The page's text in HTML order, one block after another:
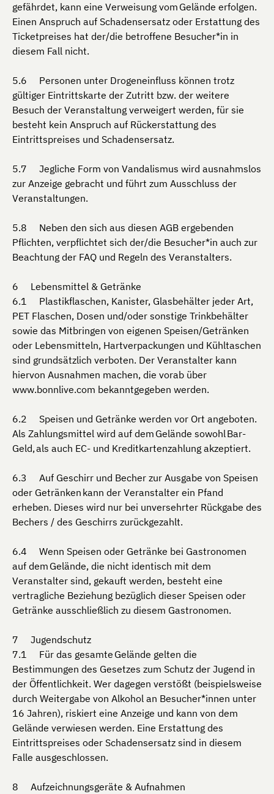
gefährdet, kann eine Verweisung vom Gelände erfolgen.
Einen Anspruch auf Schadensersatz oder Erstattung des
Ticketpreises hat der/die betroffene Besucher*in in
diesem Fall nicht.
Personen unter Drogeneinfluss können trotz
gültiger Eintrittskarte der Zutritt bzw. der weitere
Besuch der Veranstaltung verweigert werden, für sie
besteht kein Anspruch auf Rückerstattung des
Eintrittspreises und Schadensersatz.
Jegliche Form von Vandalismus wird ausnahmslos
zur Anzeige gebracht und führt zum Ausschluss der
Veranstaltungen.
Neben den sich aus diesen AGB ergebenden
Pflichten, verpflichtet sich der/die Besucher*in auch zur
Beachtung der FAQ und Regeln des Veranstalters.
Lebensmittel & Getränke
Plastikflaschen, Kanister, Glasbehälter jeder Art,
PET Flaschen, Dosen und/oder sonstige Trinkbehälter
sowie das Mitbringen von eigenen Speisen/Getränken
oder Lebensmitteln, Hartverpackungen und Kühltaschen
sind grundsätzlich verboten. Der Veranstalter kann
hiervon Ausnahmen machen, die vorab über
www.bonnlive.com bekanntgegeben werden.
Speisen und Getränke werden vor Ort angeboten.
Als Zahlungsmittel wird auf dem Gelände sowohl Bar-
Geld, als auch EC- und Kreditkartenzahlung akzeptiert.
Auf Geschirr und Becher zur Ausgabe von Speisen
oder Getränken kann der Veranstalter ein Pfand
erheben. Dieses wird nur bei unversehrter Rückgabe des
Bechers / des Geschirrs zurückgezahlt.
Wenn Speisen oder Getränke bei Gastronomen
auf dem Gelände, die nicht identisch mit dem
Veranstalter sind, gekauft werden, besteht eine
vertragliche Beziehung bezüglich dieser Speisen oder
Getränke ausschließlich zu diesem Gastronomen.
Jugendschutz
Für das gesamte Gelände gelten die
Bestimmungen des Gesetzes zum Schutz der Jugend in
der Öffentlichkeit. Wer dagegen verstößt (beispielsweise
durch Weitergabe von Alkohol an Besucher*innen unter
16 Jahren), riskiert eine Anzeige und kann von dem
Gelände verwiesen werden. Eine Erstattung des
Eintrittspreises oder Schadensersatz sind in diesem
Falle ausgeschlossen.
Aufzeichnungsgeräte & Aufnahmen